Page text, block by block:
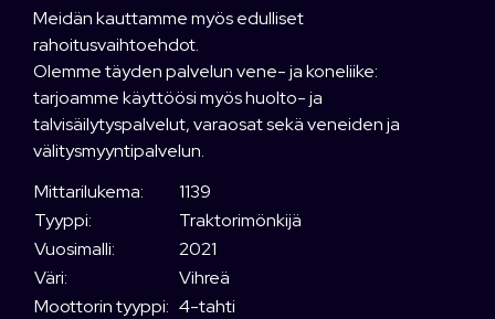
Meidän kauttamme myös edulliset
rahoitusvaihtoehdot.
Olemme täyden palvelun vene- ja koneliike:
tarjoamme käyttöösi myös huolto- ja
talvisäilytyspalvelut, varaosat sekä veneiden ja
välitysmyyntipalvelun.
Mittarilukema:
1139
Tyyppi:
Traktorimönkijä
Vuosimalli:
2021
Väri:
Vihreä
Moottorin tyyppi: 4-tahti